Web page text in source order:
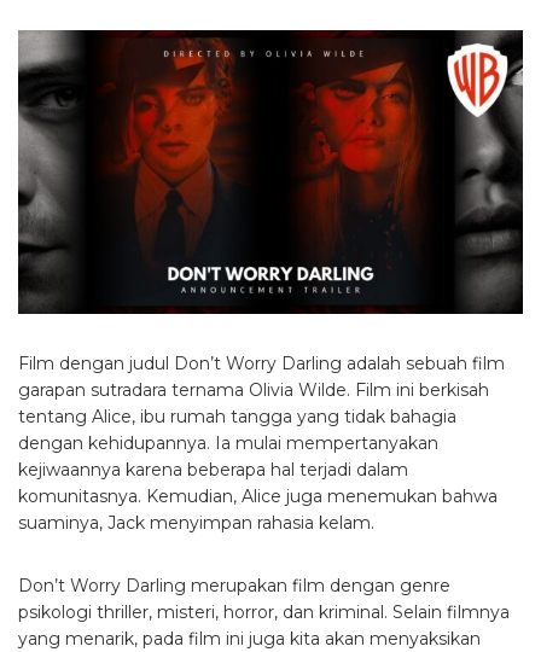
Film dengan judul Don’t Worry Darling adalah sebuah film
garapan sutradara ternama Olivia Wilde. Film ini berkisah
tentang Alice, ibu rumah tangga yang tidak bahagia
dengan kehidupannya. Ia mulai mempertanyakan
kejiwaannya karena beberapa hal terjadi dalam
komunitasnya. Kemudian, Alice juga menemukan bahwa
suaminya, Jack menyimpan rahasia kelam.
Don’t Worry Darling merupakan film dengan genre
psikologi thriller, misteri, horror, dan kriminal. Selain filmnya
yang menarik, pada film ini juga kita akan menyaksikan